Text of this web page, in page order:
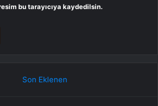
bu tarayıcıya kaydedilsin.
Son Eklenen